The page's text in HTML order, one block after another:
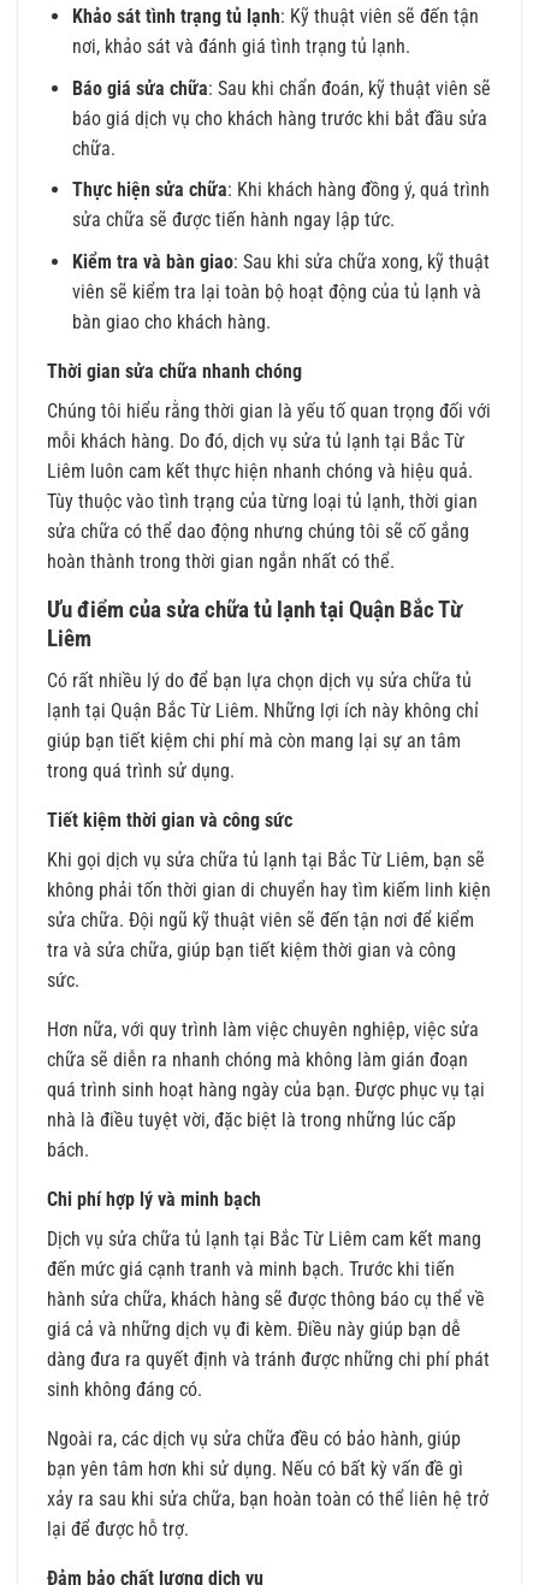
Khảo sát tình trạng tủ lạnh: Kỹ thuật viên sẽ đến tận
nơi, khảo sát và đánh giá tình trạng tủ lạnh.
Báo giá sửa chữa: Sau khi chẩn đoán, kỹ thuật viên sẽ
báo giá dịch vụ cho khách hàng trước khi bắt đầu sửa
chữa.
Thực hiện sửa chữa: Khi khách hàng đồng ý, quá trình
sửa chữa sẽ được tiến hành ngay lập tức.
Kiểm tra và bàn giao: Sau khi sửa chữa xong, kỹ thuật
viên sẽ kiểm tra lại toàn bộ hoạt động của tủ lạnh và
bàn giao cho khách hàng.
Thời gian sửa chữa nhanh chóng
Chúng tôi hiểu rằng thời gian là yếu tố quan trọng đối với
mỗi khách hàng. Do đó, dịch vụ sửa tủ lạnh tại Bắc Từ
Liêm luôn cam kết thực hiện nhanh chóng và hiệu quả.
Tùy thuộc vào tình trạng của từng loại tủ lạnh, thời gian
sửa chữa có thể dao động nhưng chúng tôi sẽ cố gắng
hoàn thành trong thời gian ngắn nhất có thể.
Ưu điểm của sửa chữa tủ lạnh tại Quận Bắc Từ
Liêm
Có rất nhiều lý do để bạn lựa chọn dịch vụ sửa chữa tủ
lạnh tại Quận Bắc Từ Liêm. Những lợi ích này không chỉ
giúp bạn tiết kiệm chi phí mà còn mang lại sự an tâm
trong quá trình sử dụng.
Tiết kiệm thời gian và công sức
Khi gọi dịch vụ sửa chữa tủ lạnh tại Bắc Từ Liêm, bạn sẽ
không phải tốn thời gian di chuyển hay tìm kiếm linh kiện
sửa chữa. Đội ngũ kỹ thuật viên sẽ đến tận nơi để kiểm
tra và sửa chữa, giúp bạn tiết kiệm thời gian và công
sức.
Hơn nữa, với quy trình làm việc chuyên nghiệp, việc sửa
chữa sẽ diễn ra nhanh chóng mà không làm gián đoạn
quá trình sinh hoạt hàng ngày của bạn. Được phục vụ tại
nhà là điều tuyệt vời, đặc biệt là trong những lúc cấp
bách.
Chi phí hợp lý và minh bạch
Dịch vụ sửa chữa tủ lạnh tại Bắc Từ Liêm cam kết mang
đến mức giá cạnh tranh và minh bạch. Trước khi tiến
hành sửa chữa, khách hàng sẽ được thông báo cụ thể về
giá cả và những dịch vụ đi kèm. Điều này giúp bạn dễ
dàng đưa ra quyết định và tránh được những chi phí phát
sinh không đáng có.
Ngoài ra, các dịch vụ sửa chữa đều có bảo hành, giúp
bạn yên tâm hơn khi sử dụng. Nếu có bất kỳ vấn đề gì
xảy ra sau khi sửa chữa, bạn hoàn toàn có thể liên hệ trở
lại để được hỗ trợ.
Đảm bảo chất lượng dịch vụ